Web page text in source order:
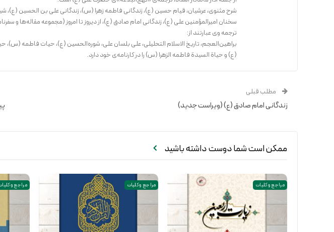
شرح مثنوی، عرشیان، قیام حسین (ع)، زندگانی فاطمه زهرا (س)، زندگانی علی‌ بن الحسین (ع)، شیرزن
سخنان امیرالمؤمنین علی (ع)، زندگانی امام صادق (ع)، از دیروز تا امروز (مجموعه مقاله‌ها و
ترجمه وی عبارتند از:
براهین‌العجم، تاریخ‌ الاسلام التحلیلی، علی بلسان علی، شوره‌الحسین (ع)، حیات فاطمه (س)،
(ع) و حیاة السیدة‌ فاطمه الزهرا (س) را در كارنامه‌ی خود دارد.
مطلب قبلی
زندگانی امام صادق (ع) (ویراست جدید)
ممکن است شما دوست داشته باشید
مراجع و کلیات مراجع و کلیات مراجع و